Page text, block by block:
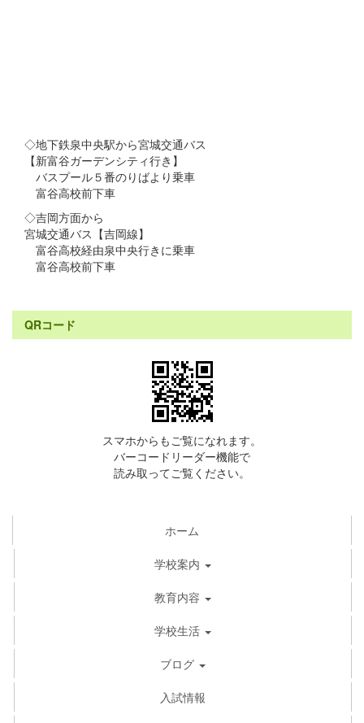
◇地下鉄泉中央駅から宮城交通バス
【新富谷ガーデンシティ行き】
バスプール５番のりばより乗車
富谷高校前下車
◇吉岡方面から
宮城交通バス【吉岡線】
富谷高校経由泉中央行きに乗車
富谷高校前下車
QRコード
スマホからもご覧になれます。
バーコードリーダー機能で
読み取ってご覧ください。
ホーム
学校案内
教育内容
学校生活
ブログ
入試情報